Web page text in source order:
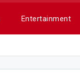
Entertainment